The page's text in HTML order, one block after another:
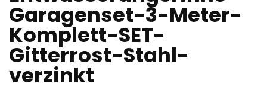
Garagenset-3-Meter-
Komplett-SET-
Gitterrost-Stahl-
verzinkt